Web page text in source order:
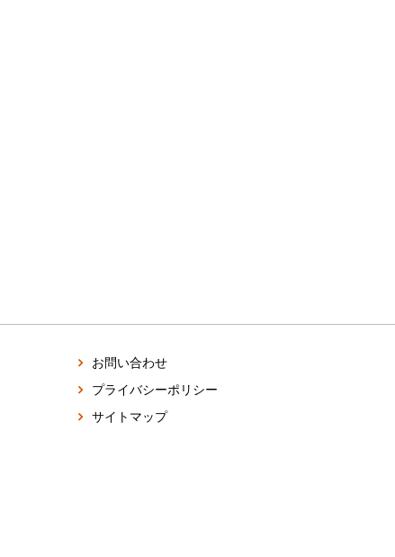
お問い合わせ
プライバシーポリシー
サイトマップ